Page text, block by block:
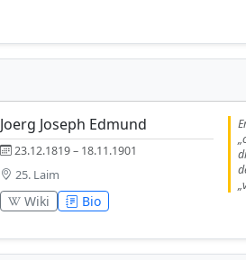
Joerg Joseph Edmund
23.12.1819 – 18.11.1901
25. Laim
Wiki Bio